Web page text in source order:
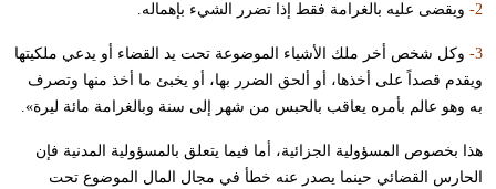
2- ويقضى عليه بالغرامة فقط إذا تضرر الشيء بإهماله.
3-
وكل شخص أخر ملك الأشياء الموضوعة تحت يد القضاء أو يدعي ملكيتها
ويقدم قصداً على أخذها، أو ألحق الضرر بها، أو يخبئ ما أخذ منها وتصرف
به وهو عالم بأمره يعاقب بالحبس من شهر إلى سنة وبالغرامة مائة ليرة».
هذا بخصوص المسؤولية الجزائية، أما فيما يتعلق بالمسؤولية المدنية فإن
الحارس القضائي حينما يصدر عنه خطأ في مجال المال الموضوع تحت